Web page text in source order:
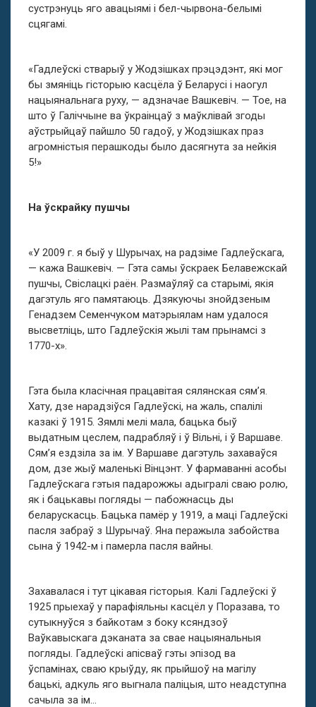
сустрэнуць яго авацыямі і бел-чырвона-белымі
сцягамі.
«Гадлеўскі стварыў у Жодзішках прэцэдэнт, які мог
бы змяніць гісторыю касцёла ў Беларусі і наогул
нацыянальнага руху, — адзначае Вашкевіч. — Тое, на
што ў Галіччыне ва ўкраінцаў з маўклівай згоды
аўстрыйцаў пайшло 50 гадоў, у Жодзішках праз
агромністыя перашкоды было дасягнута за нейкія
5!»
На ўскрайку пушчы
«У 2009 г. я быў у Шурычах, на радзіме Гадлеўскага,
— кажа Вашкевіч. — Гэта самы ўскраек Белавежскай
пушчы, Свіслацкі раён. Размаўляў са старымі, якія
дагэтуль яго памятаюць. Дзякуючы знойдзеным
Генадзем Семенчуком матэрыялам нам удалося
высветліць, што Гадлеўскія жылі там прынамсі з
1770-х».
Гэта была класічная працавітая сялянская сям’я.
Хату, дзе нарадзіўся Гадлеўскі, на жаль, спалілі
казакі ў 1915. Зямлі мелі мала, бацька быў
выдатным цеслем, падрабляў і ў Вільні, і ў Варшаве.
Сям’я ездзіла за ім. У Варшаве дагэтуль захаваўся
дом, дзе жыў маленькі Вінцэнт. У фармаванні асобы
Гадлеўскага гэтыя падарожжы адыгралі сваю ролю,
як і бацькавы погляды — пабожнасць ды
беларускасць. Бацька памёр у 1919, а маці Гадлеўскі
пасля забраў з Шурычаў. Яна перажыла забойства
сына ў 1942-м і памерла пасля вайны.
Захавалася і тут цікавая гісторыя. Калі Гадлеўскі ў
1925 прыехаў у парафіяльны касцёл у Поразава, то
сутыкнуўся з байкотам з боку ксяндзоў
Ваўкавыскага дэканата за свае нацыянальныя
погляды. Гадлеўскі апісваў гэты эпізод ва
ўспамінах, сваю крыўду, як прыйшоў на магілу
бацькі, адкуль яго выгнала паліцыя, што неадступна
сачыла за ім…